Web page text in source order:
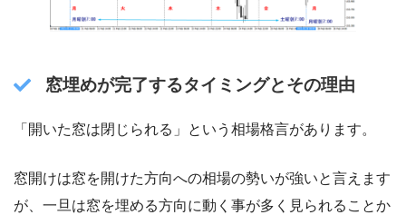
窓埋めが完了するタイミングとその理由
「開いた窓は閉じられる」という相場格言があります。
窓開けは窓を開けた方向への相場の勢いが強いと言えます
が、一旦は窓を埋める方向に動く事が多く見られることか